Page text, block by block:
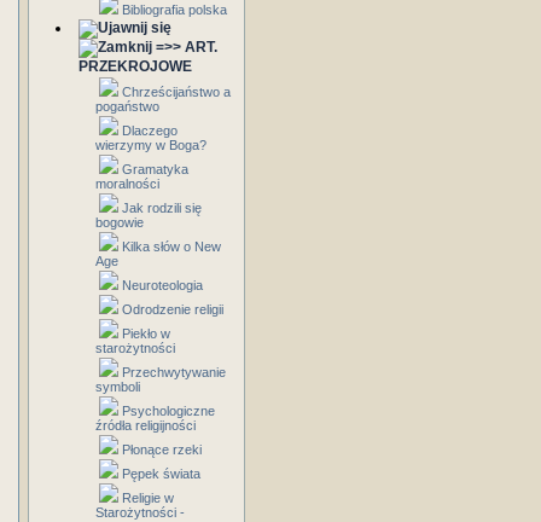
Bibliografia polska
=>> ART.
PRZEKROJOWE
Chrześcijaństwo a
pogaństwo
Dlaczego
wierzymy w Boga?
Gramatyka
moralności
Jak rodzili się
bogowie
Kilka słów o New
Age
Neuroteologia
Odrodzenie religii
Piekło w
starożytności
Przechwytywanie
symboli
Psychologiczne
źródła religijności
Płonące rzeki
Pępek świata
Religie w
Starożytności -